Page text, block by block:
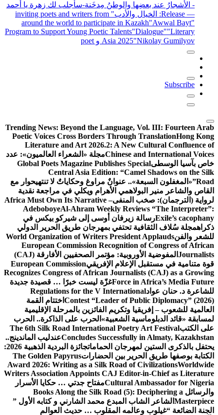
والوطنُ مِدخَنة -سأجلب لك زهرة يا أحمد
" inviting poets and writers from
around the world to participate in
Program to Support Young Poetic Talents
Asia 2025
Trending News: Beyond the
Poetic Voices Cross Borders
Literature and Art 2026.2: A
Chineseمجلة «الشعراء العالميون»: عدد
Global Poets Magazine Publishes
Central Asia Edition:
عنوانٌ مراوغ وحكاياتٌ لا تنتهيحوار مع
الأهرام ويكلي في مراجعة نقدية
Africa Must Own Its Narrative –
AdeboboyeAl-Ahram Weekly
زيرفان أوسى إلى شيركو بيكس في
تحتفي بمهرجان طريق الحرير الدولي
World Organization of Writers
European Commission
المفوضية الأوروبية: مؤتمر الصحفيين الأفارقة (CAJ)
الإفريقي European Commission
Recognizes Congress of African
Forceغزّة ليست خبرًا … قصيدة جديدة
Regulations for the V
Contest “Leader ofاختتام القمة
الفائزين بالمرحلة الإقليمية
الشعبية»الحرب على الذاكرة.. الحرب
The 6th Silk Road International
Concludesعندليب الماندينج..
الحمامات
جائزة البردية الذهبية 2026:
بين الحضاراتThe Golden Papyrus
Award 2026: Writing as a Silk Road
Writers Association Appoints CAJ
Culturalمفتاح جدتي … حكايا الأسرار
Books Along the Silk Road
المبدع محمد الشارني و كتابه الأول ”
المقلوب … حديث العوالم